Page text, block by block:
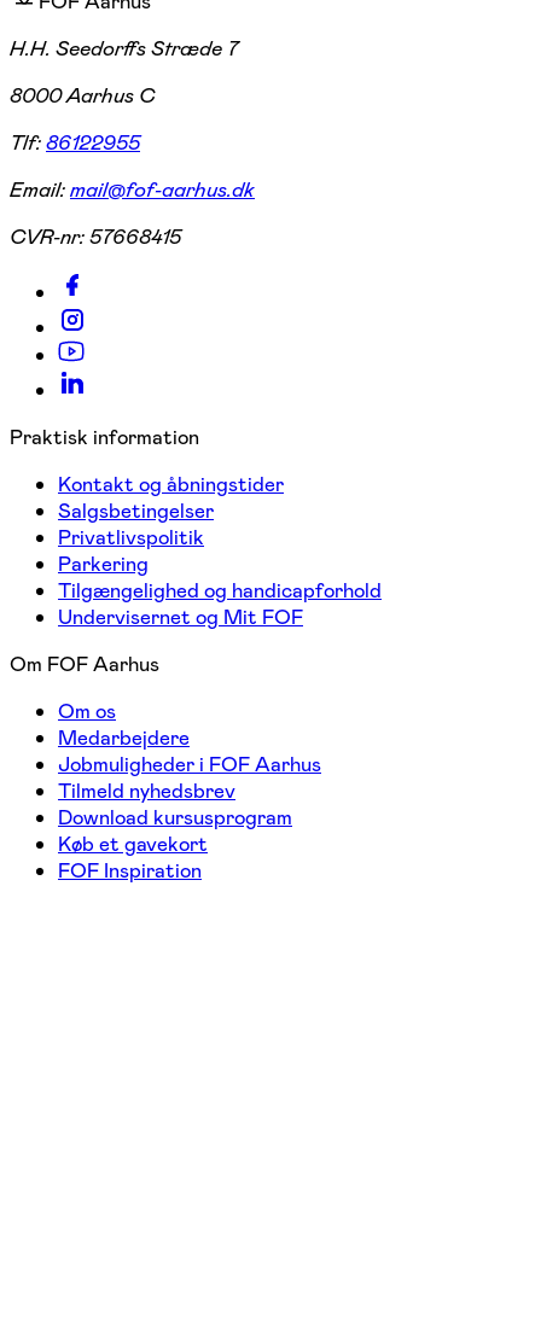
H.H. Seedorffs Stræde 7
8000 Aarhus C
Tlf:86122955
Email:mail@fof-aarhus.dk
CVR-nr:57668415
Praktisk information
Kontakt og åbningstider
Salgsbetingelser
Privatlivspolitik
Parkering
Tilgængelighed og handicapforhold
Undervisernet og Mit FOF
Om FOF Aarhus
Om os
Medarbejdere
Jobmuligheder i FOF Aarhus
Tilmeld nyhedsbrev
Download kursusprogram
Køb et gavekort
FOF Inspiration